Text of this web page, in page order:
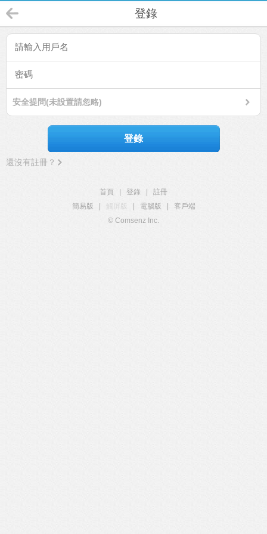
登錄
安全提問(未設置請忽略)
登錄
還沒有註冊？
首頁 登錄
註冊
簡易版
觸屏版 電腦版
客戶端
© Comsenz Inc.